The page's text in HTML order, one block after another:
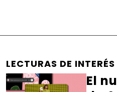
LECTURAS DE INTERÉS
El